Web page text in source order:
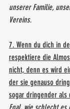
unserer Familie,
Vereins.
7. Wenn du dich in
respektiere die
nicht, denn es wird
der sie genauso
sogar dringender als
Egal, wie schlecht